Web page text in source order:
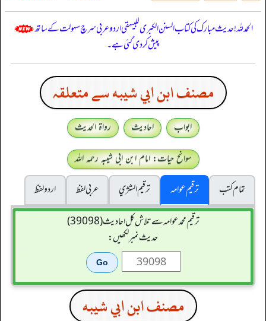
الحمدللہ! حدیث مبارک کی کتاب السنن الكبرى للبيهقي اردو عربی سرچ سہولت کے ساتھ
پیش کر دی گئی ہے۔
مصنف ابن ابي شيبه سے متعلقہ
ابواب احادیث
رواۃ الحدیث
سوانح حیات: امام ابن ابی شیبہ رحمہ اللہ
تمام کتب
ترقیم عوامہ ترقيم الشژي عربی لفظ
اردو لفظ
ترقیم محمدعوامہ سے تلاش کل احادیث (39098)
حدیث نمبر لکھیں:
مصنف ابن ابي شيبه